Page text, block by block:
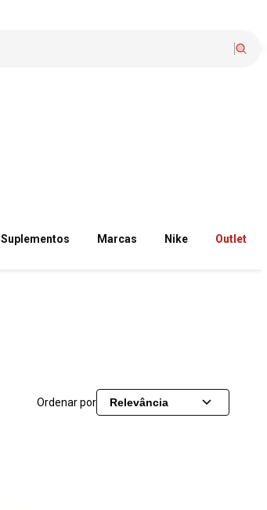
Suplementos Marcas Nike Outlet
Ordenar por Relevância